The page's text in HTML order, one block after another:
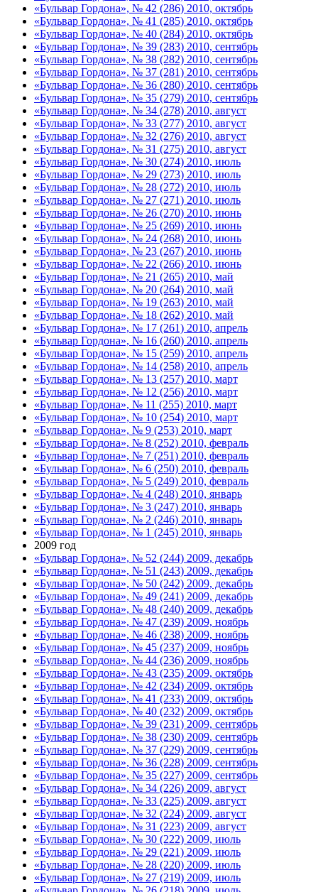
«Бульвар Гордона», № 42 (286) 2010, октябрь
«Бульвар Гордона», № 41 (285) 2010, октябрь
«Бульвар Гордона», № 40 (284) 2010, октябрь
«Бульвар Гордона», № 39 (283) 2010, сентябрь
«Бульвар Гордона», № 38 (282) 2010, сентябрь
«Бульвар Гордона», № 37 (281) 2010, сентябрь
«Бульвар Гордона», № 36 (280) 2010, сентябрь
«Бульвар Гордона», № 35 (279) 2010, сентябрь
«Бульвар Гордона», № 34 (278) 2010, август
«Бульвар Гордона», № 33 (277) 2010, август
«Бульвар Гордона», № 32 (276) 2010, август
«Бульвар Гордона», № 31 (275) 2010, август
«Бульвар Гордона», № 30 (274) 2010, июль
«Бульвар Гордона», № 29 (273) 2010, июль
«Бульвар Гордона», № 28 (272) 2010, июль
«Бульвар Гордона», № 27 (271) 2010, июль
«Бульвар Гордона», № 26 (270) 2010, июнь
«Бульвар Гордона», № 25 (269) 2010, июнь
«Бульвар Гордона», № 24 (268) 2010, июнь
«Бульвар Гордона», № 23 (267) 2010, июнь
«Бульвар Гордона», № 22 (266) 2010, июнь
«Бульвар Гордона», № 21 (265) 2010, май
«Бульвар Гордона», № 20 (264) 2010, май
«Бульвар Гордона», № 19 (263) 2010, май
«Бульвар Гордона», № 18 (262) 2010, май
«Бульвар Гордона», № 17 (261) 2010, апрель
«Бульвар Гордона», № 16 (260) 2010, апрель
«Бульвар Гордона», № 15 (259) 2010, апрель
«Бульвар Гордона», № 14 (258) 2010, апрель
«Бульвар Гордона», № 13 (257) 2010, март
«Бульвар Гордона», № 12 (256) 2010, март
«Бульвар Гордона», № 11 (255) 2010, март
«Бульвар Гордона», № 10 (254) 2010, март
«Бульвар Гордона», № 9 (253) 2010, март
«Бульвар Гордона», № 8 (252) 2010, февраль
«Бульвар Гордона», № 7 (251) 2010, февраль
«Бульвар Гордона», № 6 (250) 2010, февраль
«Бульвар Гордона», № 5 (249) 2010, февраль
«Бульвар Гордона», № 4 (248) 2010, январь
«Бульвар Гордона», № 3 (247) 2010, январь
«Бульвар Гордона», № 2 (246) 2010, январь
«Бульвар Гордона», № 1 (245) 2010, январь
2009 год
«Бульвар Гордона», № 52 (244) 2009, декабрь
«Бульвар Гордона», № 51 (243) 2009, декабрь
«Бульвар Гордона», № 50 (242) 2009, декабрь
«Бульвар Гордона», № 49 (241) 2009, декабрь
«Бульвар Гордона», № 48 (240) 2009, декабрь
«Бульвар Гордона», № 47 (239) 2009, ноябрь
«Бульвар Гордона», № 46 (238) 2009, ноябрь
«Бульвар Гордона», № 45 (237) 2009, ноябрь
«Бульвар Гордона», № 44 (236) 2009, ноябрь
«Бульвар Гордона», № 43 (235) 2009, октябрь
«Бульвар Гордона», № 42 (234) 2009, октябрь
«Бульвар Гордона», № 41 (233) 2009, октябрь
«Бульвар Гордона», № 40 (232) 2009, октябрь
«Бульвар Гордона», № 39 (231) 2009, сентябрь
«Бульвар Гордона», № 38 (230) 2009, сентябрь
«Бульвар Гордона», № 37 (229) 2009, сентябрь
«Бульвар Гордона», № 36 (228) 2009, сентябрь
«Бульвар Гордона», № 35 (227) 2009, сентябрь
«Бульвар Гордона», № 34 (226) 2009, август
«Бульвар Гордона», № 33 (225) 2009, август
«Бульвар Гордона», № 32 (224) 2009, август
«Бульвар Гордона», № 31 (223) 2009, август
«Бульвар Гордона», № 30 (222) 2009, июль
«Бульвар Гордона», № 29 (221) 2009, июль
«Бульвар Гордона», № 28 (220) 2009, июль
«Бульвар Гордона», № 27 (219) 2009, июль